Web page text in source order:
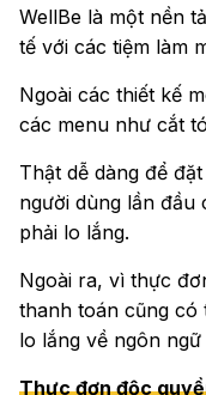
WellBe là một nền
tế với các tiệm làm
Ngoài các thiết kế
các menu như cắt
Thật dễ dàng để
người dùng lần đầu
phải lo lắng.
Ngoài ra, vì thực
thanh toán cũng
lo lắng về ngôn
Thực đơn độc